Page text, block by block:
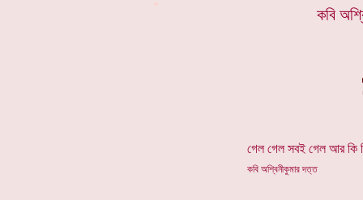
কবি
গেল গেল সবই গেল আর কি
কবি অশ্বিনীকুমার দত্ত